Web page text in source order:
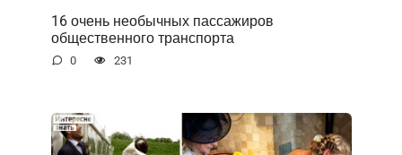
16 очень необычных пассажиров
общественного транспорта
0 231